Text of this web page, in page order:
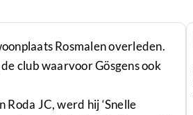
Rosmalen overleden.
club waarvoor Gösgens ook
JC, werd hij ‘Snelle